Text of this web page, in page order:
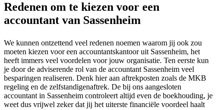
Redenen om te kiezen voor een
accountant van Sassenheim
We kunnen ontzettend veel redenen noemen waarom jij ook zou
moeten kiezen voor een accountantskantoor uit Sassenheim, het
heeft immers veel voordelen voor jouw organisatie. Ten eerste kun
je door de adviserende rol van de accountant Sassenheim veel
besparingen realiseren. Denk hier aan aftrekposten zoals de MKB
regeling en de zelfstandigenaftrek. De bij ons aangesloten
accountant in Sassenheim controleert altijd even de boekhouding, je
weet dus vrijwel zeker dat jij het uiterste financiële voordeel haalt